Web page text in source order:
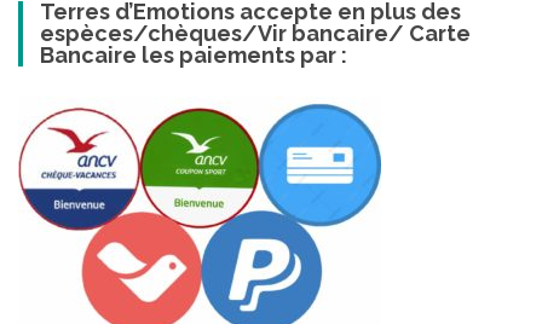
Terres d’Emotions accepte en plus des
espèces/chèques/Vir bancaire/ Carte
Bancaire les paiements par :